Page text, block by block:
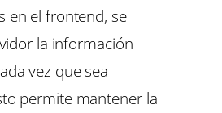
en el frontend, se
la información
vez que sea
permite mantener la